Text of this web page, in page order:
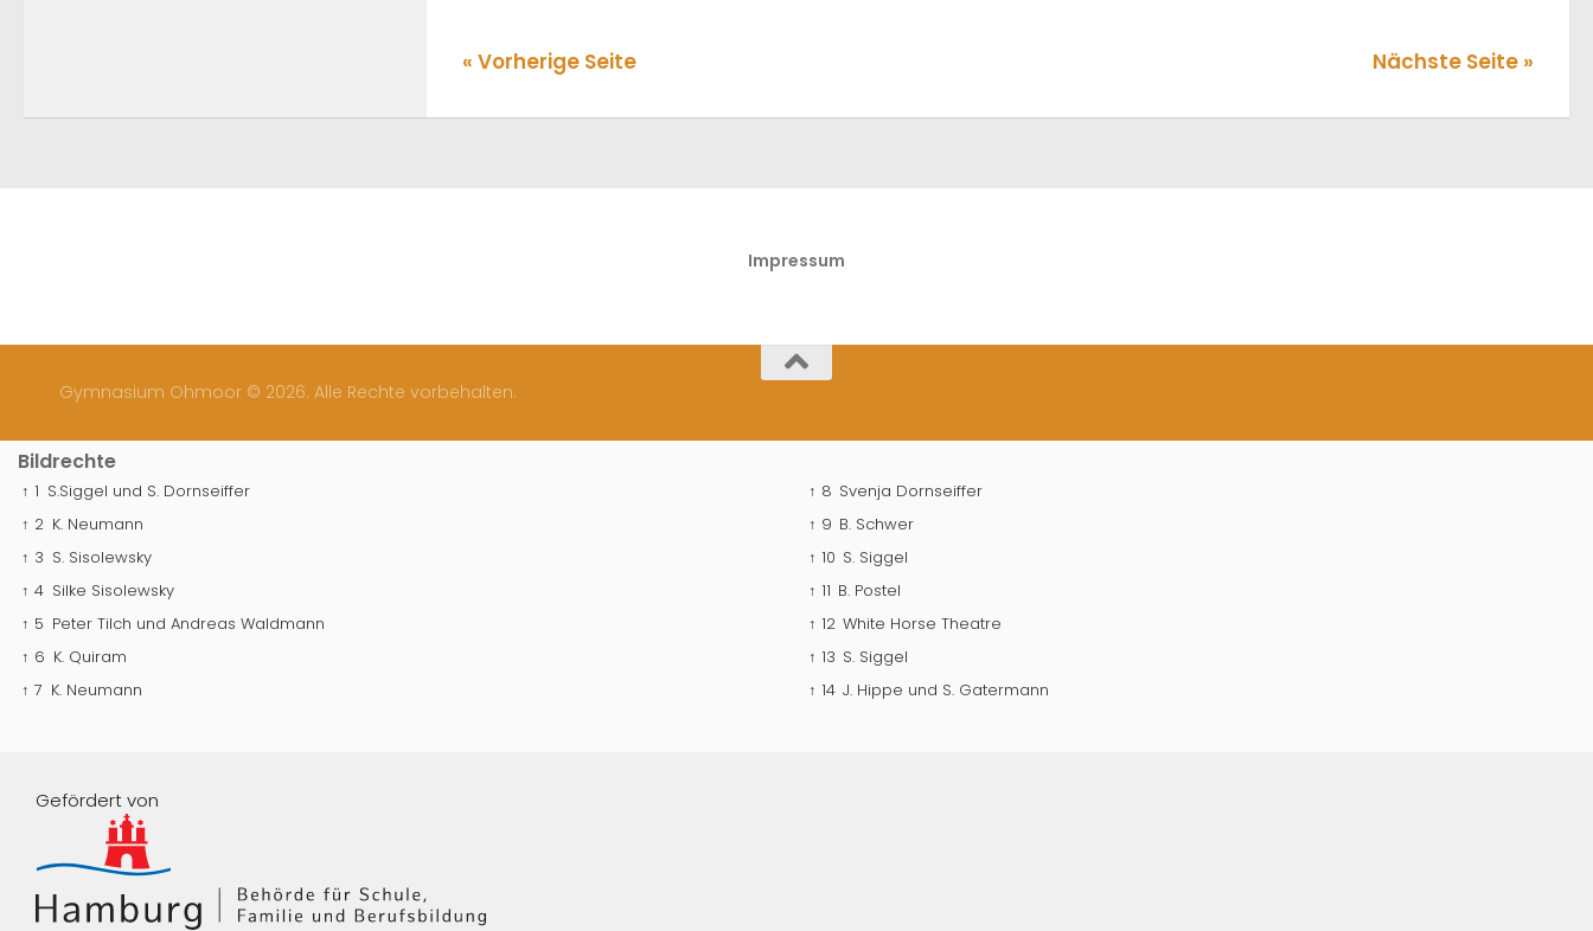
« Vorherige Seite Nächste Seite »
Impressum
Gymnasium Ohmoor © 2026. Alle Rechte vorbehalten.
Bildrechte
↑ 1 S.Siggel und S. Dornseiffer
↑ 2 K. Neumann
↑ 3 S. Sisolewsky
↑ 4 Silke Sisolewsky
↑ 5 Peter Tilch und Andreas Waldmann
↑ 6 K. Quiram
↑ 7 K. Neumann
↑ 8 Svenja Dornseiffer
↑ 9 B. Schwer
↑ 10 S. Siggel
↑ 11 B. Postel
↑ 12 White Horse Theatre
↑ 13 S. Siggel
↑ 14 J. Hippe und S. Gatermann
Gefördert von